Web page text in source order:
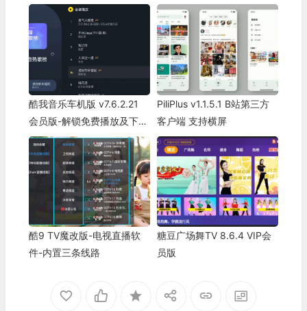
酷我音乐车机版 v7.6.2.21
会员版-解锁免费播放及下载
无损音乐歌曲
PiliPlus v1.1.5.1 B站第三方
客户端 支持横屏
酷9 TV魔改版-电视直播软
件-内置三条线路
糖豆广场舞TV 8.6.4 VIP会
员版